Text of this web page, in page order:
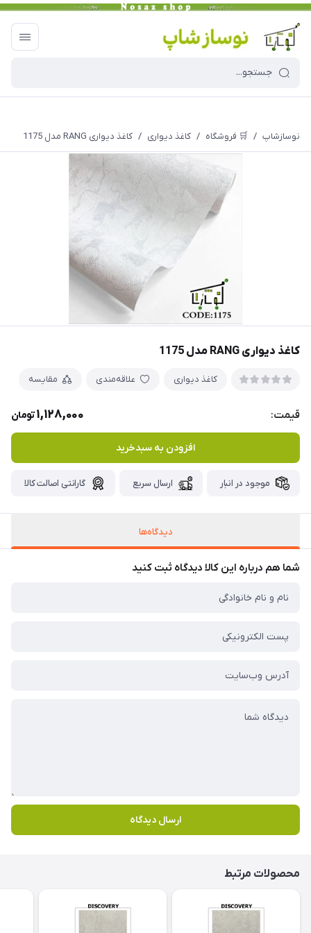
نوسازشاپ / 🛒 فروشگاه / کاغذ دیواری / کاغذ دیواری RANG مدل 1175
کاغذ دیواری RANG مدل 1175
کاغذ دیواری علاقه‌مندی مقایسه
قیمت: 1,128,000تومان
افزودن به سبدخرید
موجود در انبار ارسال سریع گارانتی اصالت کالا
دیدگاه‌ها
شما هم درباره این کالا دیدگاه ثبت کنید
ارسال دیدگاه
محصولات مرتبط